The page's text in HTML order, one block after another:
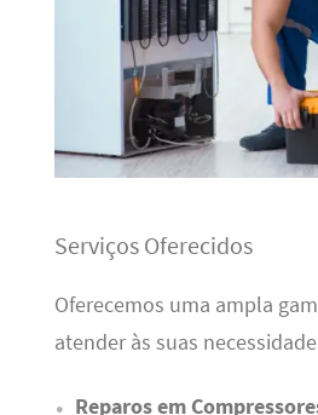
Serviços Oferecidos
Oferecemos uma ampla
atender às suas
Reparos em